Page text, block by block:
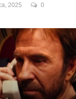
2025 0